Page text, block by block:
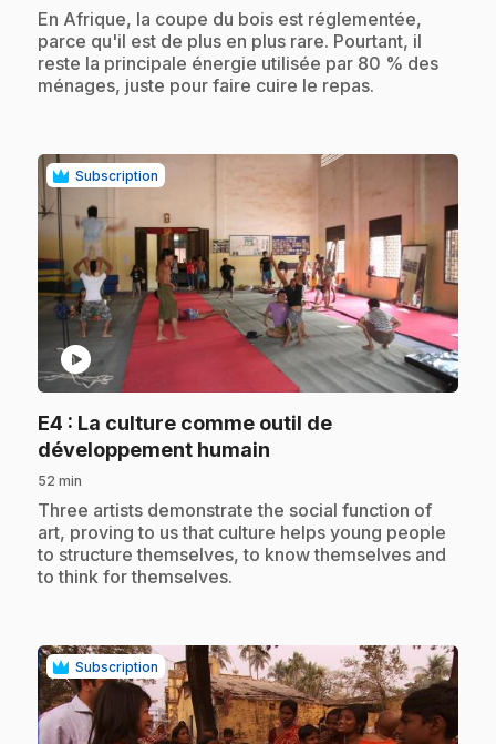
.En Afrique, la coupe du bois est réglementée,
parce qu'il est de plus en plus rare. Pourtant, il
reste la principale énergie utilisée par 80 % des
ménages, juste pour faire cuire le repas.
Subscription
play_circle
E4 : La culture comme outil de
développement humain
52 min
.Three artists demonstrate the social function of
art, proving to us that culture helps young people
to structure themselves, to know themselves and
to think for themselves.
Subscription